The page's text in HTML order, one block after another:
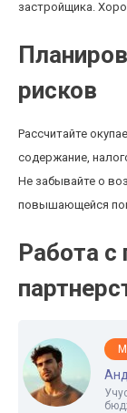
застройщика.
рисков
Рассчитайте
содержание,
Не забывайте о
повышающейся
Работа с